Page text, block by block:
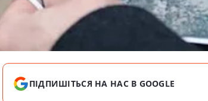
ПІДПИШІТЬСЯ НА НАС В GOOGLE